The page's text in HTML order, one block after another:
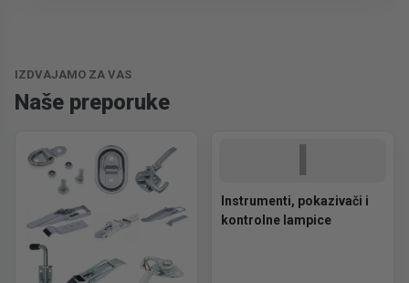
IZDVAJAMO ZA VAS
Naše preporuke
I
Instrumenti, pokazivači i
kontrolne lampice